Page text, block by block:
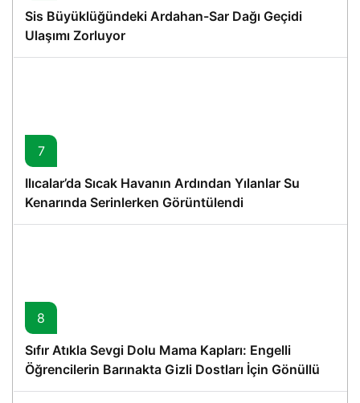
Sis Büyüklüğündeki Ardahan-Sar Dağı Geçidi
Ulaşımı Zorluyor
7
Ilıcalar’da Sıcak Havanın Ardından Yılanlar Su
Kenarında Serinlerken Görüntülendi
8
Sıfır Atıkla Sevgi Dolu Mama Kapları: Engelli
Öğrencilerin Barınakta Gizli Dostları İçin Gönüllü
Proje